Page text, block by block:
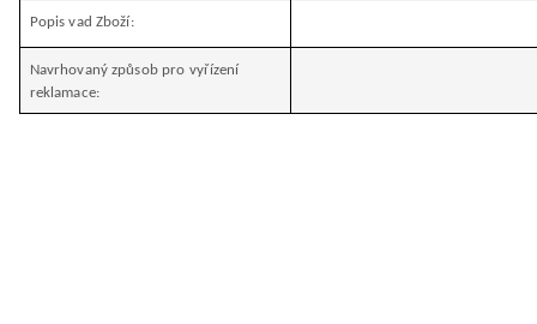
Popis vad Zboží:
Navrhovaný způsob pro vyřízení
reklamace: